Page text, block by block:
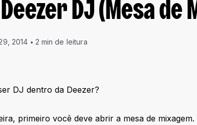
Deezer DJ (Mesa de
2014 2 min de leitura
DJ dentro da Deezer?
primeiro você deve abrir a mesa de